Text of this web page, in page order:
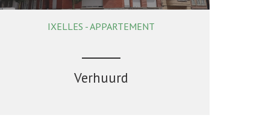
100 m² 3
IXELLES - APPARTEMENT
Verhuurd